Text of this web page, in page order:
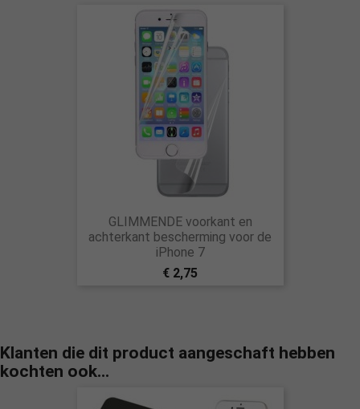
GLIMMENDE voorkant en
achterkant bescherming voor de
iPhone 7
€ 2,75
Klanten die dit product aangeschaft hebben
kochten ook...